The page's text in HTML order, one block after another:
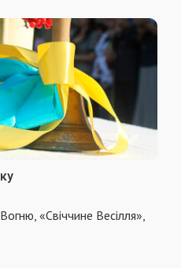
«Свіччине Весілля»,